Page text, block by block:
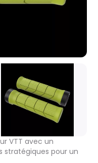
VTT avec un
stratégiques pour un